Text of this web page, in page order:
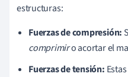
estructuras:
Fuerzas de compresión:
comprimiro acortar el
Fuerzas de tensión: